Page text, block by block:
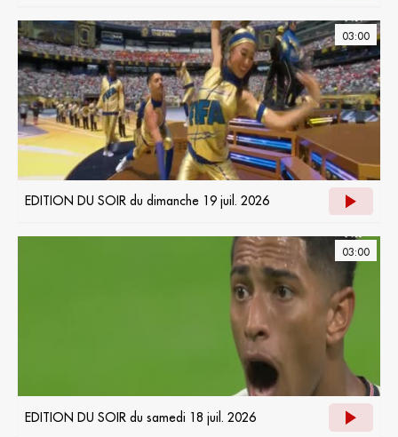
03:00
EDITION DU SOIR du dimanche 19 juil. 2026
03:00
EDITION DU SOIR du samedi 18 juil. 2026